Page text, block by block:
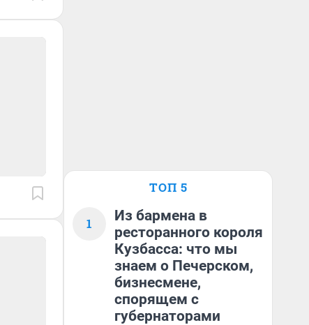
ТОП 5
1
Из бармена в
ресторанного короля
Кузбасса: что мы
знаем о Печерском,
бизнесмене,
спорящем с
губернаторами